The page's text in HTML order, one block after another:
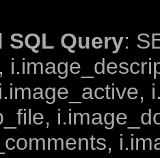
SQL Query: